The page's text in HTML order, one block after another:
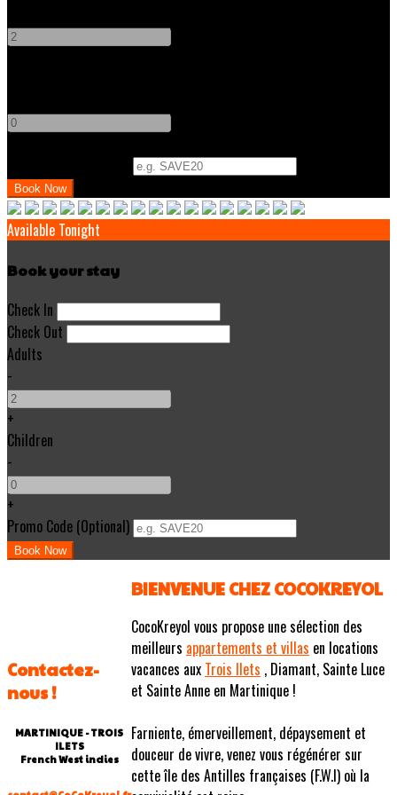
Available Tonight
Book your stay
Check In
Check Out
Adults
-
+
Children
-
+
Promo Code (Optional)
Contactez-
nous !
MARTINIQUE - TROIS
ILETS
French West indies
BIENVENUE CHEZ COCOKREYOL
CocoKreyol vous propose une sélection des
meilleurs appartements et villas en locations
vacances aux Trois Ilets , Diamant, Sainte Luce
et Sainte Anne en Martinique !
Farniente, émerveillement, dépaysement et
douceur de vivre, venez vous régénérer sur
cette île des Antilles françaises (F.W.I) où la